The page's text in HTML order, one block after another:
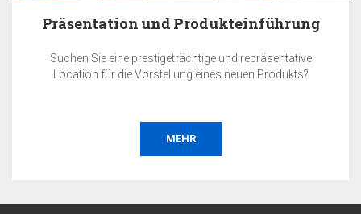
Präsentation und Produkteinführung
Suchen Sie eine prestigeträchtige und repräsentative
Location für die Vorstellung eines neuen Produkts?
MEHR